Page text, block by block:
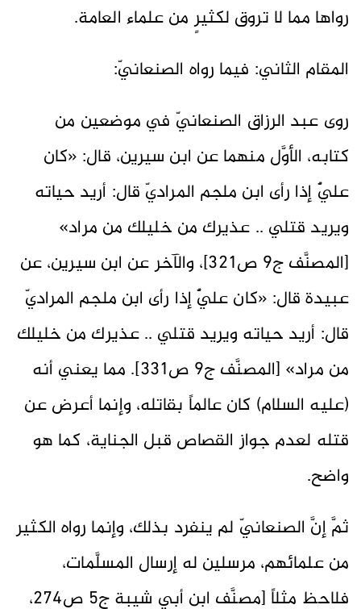
رواها مما لا تروق لكثيرٍ من علماء العامة.
المقام الثاني: فيما رواه الصنعانيّ:
روى عبد الرزاق الصنعانيّ في موضعين من
كتابه، الأوَّل منهما عن ابن سيرين، قال: «كان
عليٌّ إذا رأى ابن ملجم المراديّ قال: أريد ‌حياته
‌ويريد ‌قتلي .. عذيرك من خليلك من مراد»
[المصنَّف ج9 ص321]، والآخر عن ابن سيرين، عن
عبيدة قال: «كان عليٌّ إذا رأى ابن ملجم المراديّ
قال: أريد ‌حياته ‌ويريد ‌قتلي .. عذيرك من خليلك
من مراد» [المصنَّف ج9 ص331]. مما يعني أنه
(عليه السلام) كان عالماً بقاتله، وإنما أعرض عن
قتله لعدم جواز القصاص قبل الجناية، كما هو
واضح.
ثمَّ إنَّ الصنعانيّ لم ينفرد بذلك، وإنما رواه الكثير
من علمائهم، مرسلين له إرسال المسلَّمات،
فلاحظ مثلاً [مصنَّف ابن أبي شيبة ج5 ص274،